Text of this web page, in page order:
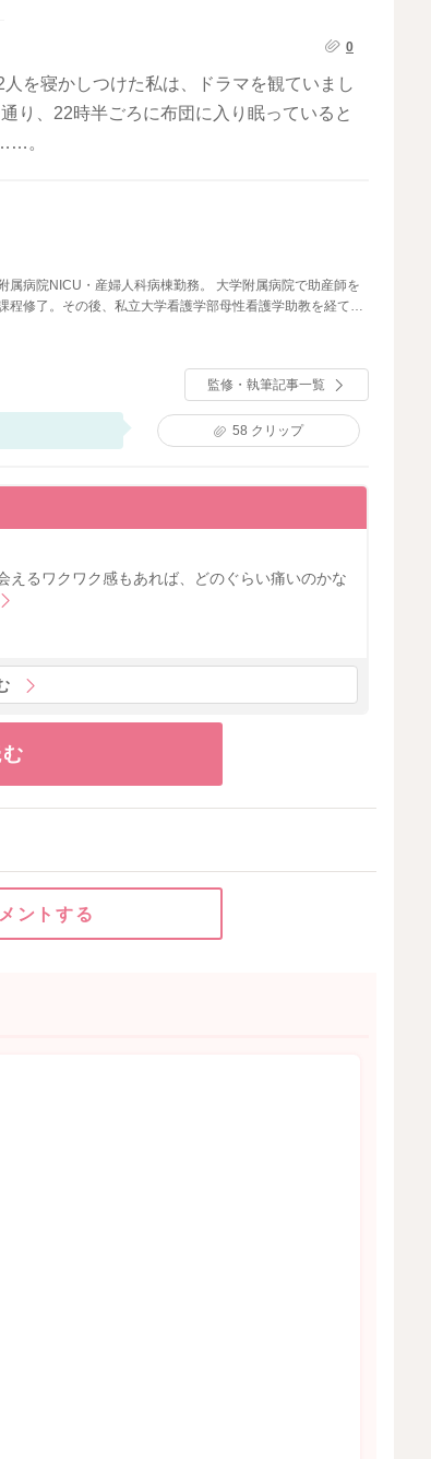
0
を寝かしつけた私は、ドラマを観ていまし
り、22時半ごろに布団に入り眠っていると
。
属病院NICU・産婦人科病棟勤務。 大学附属病院で助産師を
程修了。その後、私立大学看護学部母性看護学助教を経て、
監修・執筆記事一覧
58 クリップ
えるワクワク感もあれば、どのぐらい痛いのかな
ントする